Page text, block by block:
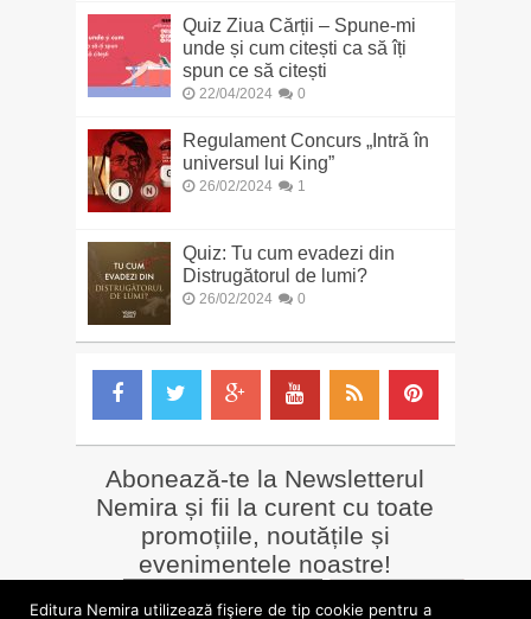
Quiz Ziua Cărții – Spune-mi
unde și cum citești ca să îți
spun ce să citești
22/04/2024 0
Regulament Concurs „Intră în
universul lui King”
26/02/2024 1
Quiz: Tu cum evadezi din
Distrugătorul de lumi?
26/02/2024 0
Abonează-te la Newsletterul
Nemira și fii la curent cu toate
promoțiile, noutățile și
evenimentele noastre!
Editura Nemira utilizează fişiere de tip cookie pentru a